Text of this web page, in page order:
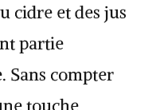
cidre et des jus
partie
Sans compter
touche